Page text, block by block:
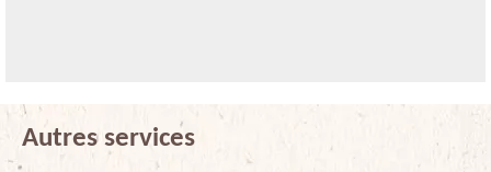
Autres services